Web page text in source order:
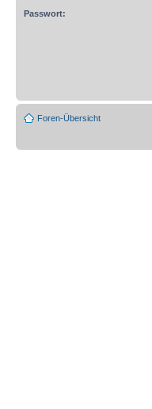
Passwort:
Foren-Übersicht